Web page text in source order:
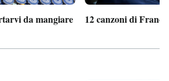
da mangiare
12 canzoni di